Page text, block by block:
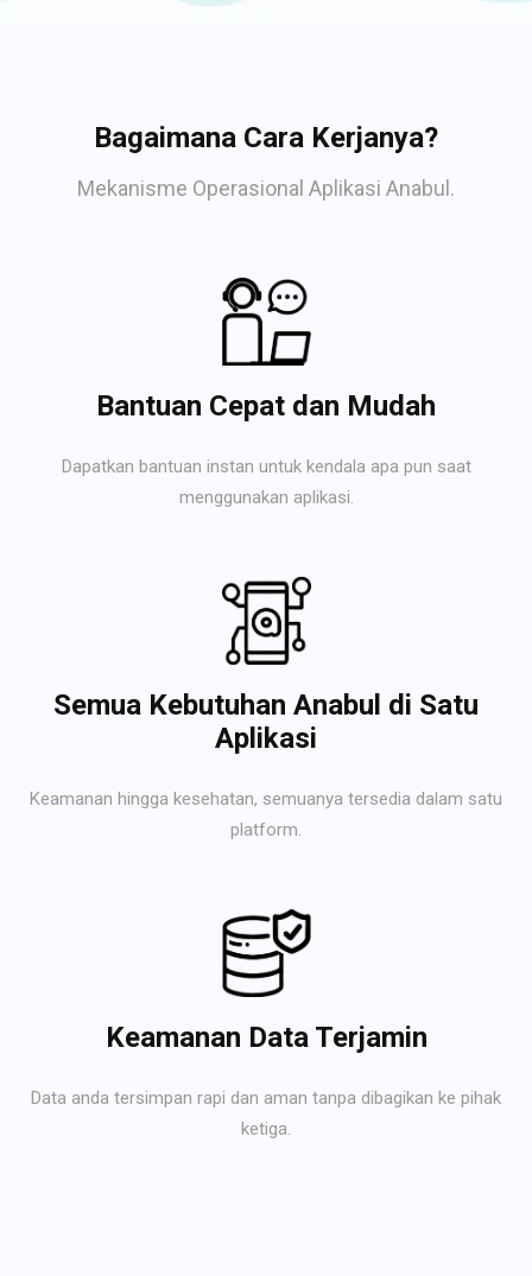
Bagaimana Cara Kerjanya?
Mekanisme Operasional Aplikasi Anabul.
Bantuan Cepat dan Mudah
Dapatkan bantuan instan untuk kendala apa pun saat
menggunakan aplikasi.
Semua Kebutuhan Anabul di Satu
Aplikasi
Keamanan hingga kesehatan, semuanya tersedia dalam satu
platform.
Keamanan Data Terjamin
Data anda tersimpan rapi dan aman tanpa dibagikan ke pihak
ketiga.